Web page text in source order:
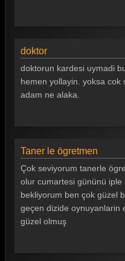
Gönül Dağı 71. Bölüm
Gönül Dağı 70. Bölüm
Gönül Dağı 69. Bölüm
Gönül Dağı 66. Bölüm
Gönül Dağı 65. Bölüm
Gönül Dağı 64. Bölüm
Gönül Dağı 63. Bölüm
doktor
doktorun kardesi uymadi
hemen yollayin. yoksa cok
adam ne alaka.
Taner le ögretmen
Çok seviyorum tanerle
olur cumartesi gününü iple
bekliyorum ben çok güzel
geçen dizide oynuyanlarin
güzel olmuş